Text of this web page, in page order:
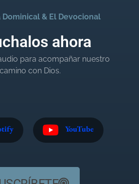
Dominical & El Devocional
ahora
para acompañar nuestro
camino con Dios.
YouTube